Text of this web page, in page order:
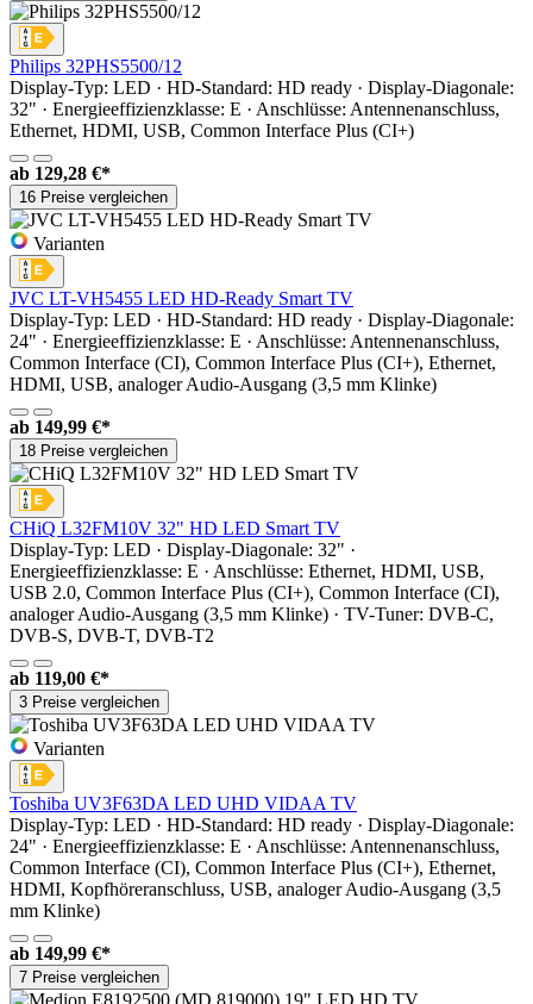
Philips 32PHS5500/12
Display-Typ: LED · HD-Standard: HD ready · Display-Diagonale:
32" · Energieeffizienzklasse: E · Anschlüsse: Antennenanschluss,
Ethernet, HDMI, USB, Common Interface Plus (CI+)
ab 129,28 €*
16 Preise vergleichen
Varianten
JVC LT-VH5455 LED HD-Ready Smart TV
Display-Typ: LED · HD-Standard: HD ready · Display-Diagonale:
24" · Energieeffizienzklasse: E · Anschlüsse: Antennenanschluss,
Common Interface (CI), Common Interface Plus (CI+), Ethernet,
HDMI, USB, analoger Audio-Ausgang (3,5 mm Klinke)
ab 149,99 €*
18 Preise vergleichen
CHiQ L32FM10V 32" HD LED Smart TV
Display-Typ: LED · Display-Diagonale: 32" ·
Energieeffizienzklasse: E · Anschlüsse: Ethernet, HDMI, USB,
USB 2.0, Common Interface Plus (CI+), Common Interface (CI),
analoger Audio-Ausgang (3,5 mm Klinke) · TV-Tuner: DVB-C,
DVB-S, DVB-T, DVB-T2
ab 119,00 €*
3 Preise vergleichen
Varianten
Toshiba UV3F63DA LED UHD VIDAA TV
Display-Typ: LED · HD-Standard: HD ready · Display-Diagonale:
24" · Energieeffizienzklasse: E · Anschlüsse: Antennenanschluss,
Common Interface (CI), Common Interface Plus (CI+), Ethernet,
HDMI, Kopfhöreranschluss, USB, analoger Audio-Ausgang (3,5
mm Klinke)
ab 149,99 €*
7 Preise vergleichen